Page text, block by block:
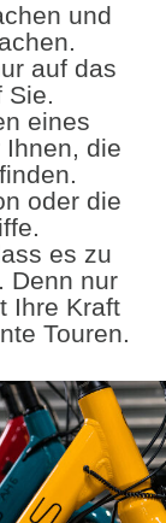
und
auf das
Sie.
eines
Ihnen, die
oder die
es zu
Denn nur
Ihre Kraft
Touren.